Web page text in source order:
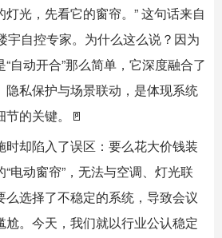
光，先看它的窗帘。” 这句话来自
宇自控专家。为什么这么说？因为
自动开合”那么简单，它深度融合了
隐私保护与场景联动，是体现系统
的关键。🚪
时却陷入了误区：要么花大价钱装
电动窗帘”，无法与空调、灯光联
么选择了不稳定的系统，导致会议
尬。今天，我们就以行业公认稳定